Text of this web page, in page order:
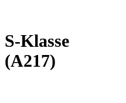
Klasse